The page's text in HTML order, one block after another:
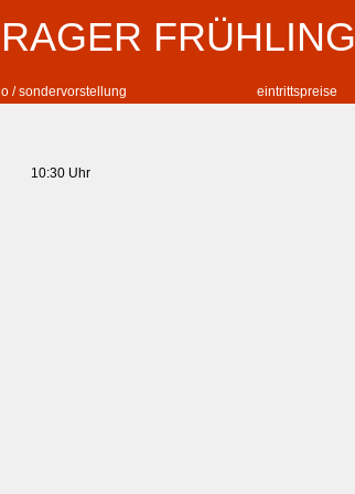
FRÜHLING
/ sondervorstellung eintrittspreise
10:30 Uhr